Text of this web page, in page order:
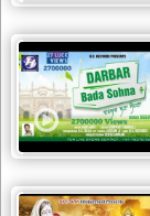
रानी
सती
दादी
भजन
rani
sati
dadi
bhajans
बावा
लाल